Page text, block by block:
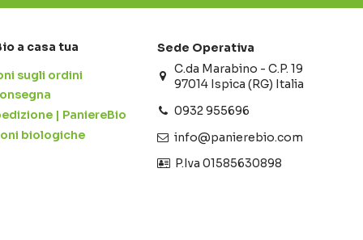
a casa tua
sugli ordini
| PaniereBio
biologiche
Sede Operativa
C.da Marabino - C.P. 19
97014 Ispica (RG) Italia
0932 955696
info@panierebio.com
‎‎‎‎‎ P.Iva 01585630898